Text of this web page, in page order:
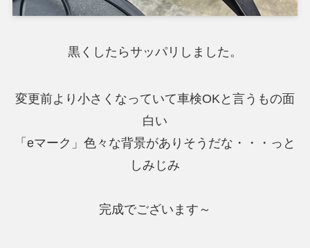
黒くしたらサッパリしました。
変更前より小さくなっていて車検OKと言うもの面
白い
「eマーク」色々な背景がありそうだな・・・っと
しみじみ
完成でございます～